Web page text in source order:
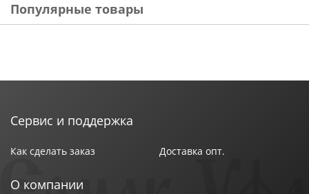
Популярные товары
Сервис и поддержка
Как сделать заказ Доставка опт.
О компании